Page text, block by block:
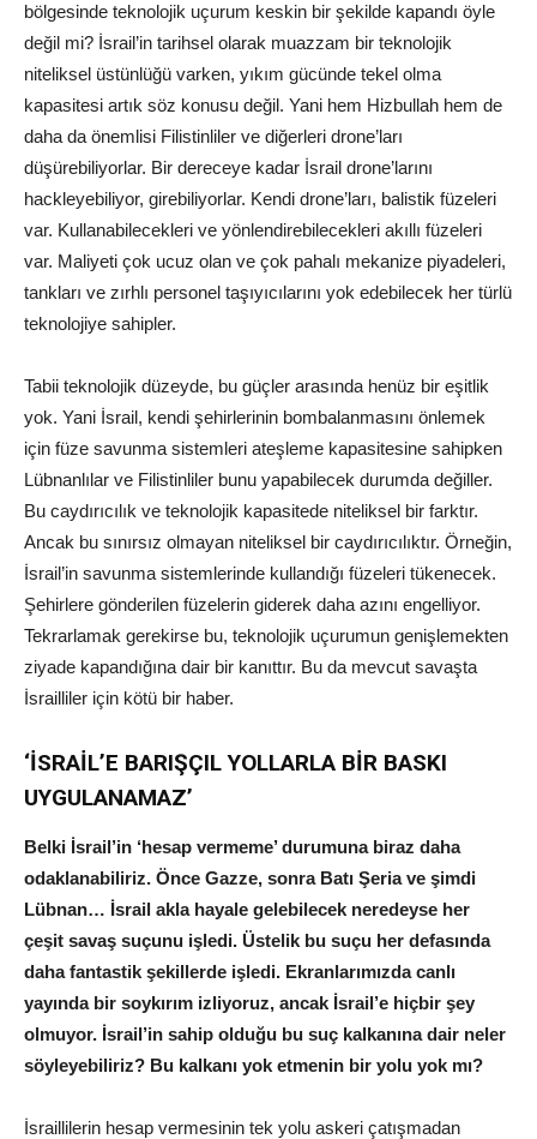
bölgesinde teknolojik uçurum keskin bir şekilde kapandı öyle
değil mi? İsrail’in tarihsel olarak muazzam bir teknolojik
niteliksel üstünlüğü varken, yıkım gücünde tekel olma
kapasitesi artık söz konusu değil. Yani hem Hizbullah hem de
daha da önemlisi Filistinliler ve diğerleri drone’ları
düşürebiliyorlar. Bir dereceye kadar İsrail drone’larını
hackleyebiliyor, girebiliyorlar. Kendi drone’ları, balistik füzeleri
var. Kullanabilecekleri ve yönlendirebilecekleri akıllı füzeleri
var. Maliyeti çok ucuz olan ve çok pahalı mekanize piyadeleri,
tankları ve zırhlı personel taşıyıcılarını yok edebilecek her türlü
teknolojiye sahipler.
Tabii teknolojik düzeyde, bu güçler arasında henüz bir eşitlik
yok. Yani İsrail, kendi şehirlerinin bombalanmasını önlemek
için füze savunma sistemleri ateşleme kapasitesine sahipken
Lübnanlılar ve Filistinliler bunu yapabilecek durumda değiller.
Bu caydırıcılık ve teknolojik kapasitede niteliksel bir farktır.
Ancak bu sınırsız olmayan niteliksel bir caydırıcılıktır. Örneğin,
İsrail’in savunma sistemlerinde kullandığı füzeleri tükenecek.
Şehirlere gönderilen füzelerin giderek daha azını engelliyor.
Tekrarlamak gerekirse bu, teknolojik uçurumun genişlemekten
ziyade kapandığına dair bir kanıttır. Bu da mevcut savaşta
İsrailliler için kötü bir haber.
‘İSRAİL’E BARIŞÇIL YOLLARLA BİR BASKI
UYGULANAMAZ’
Belki İsrail’in ‘hesap vermeme’ durumuna biraz daha
odaklanabiliriz. Önce Gazze, sonra Batı Şeria ve şimdi
Lübnan… İsrail akla hayale gelebilecek neredeyse her
çeşit savaş suçunu işledi. Üstelik bu suçu her defasında
daha fantastik şekillerde işledi. Ekranlarımızda canlı
yayında bir soykırım izliyoruz, ancak İsrail’e hiçbir şey
olmuyor. İsrail’in sahip olduğu bu suç kalkanına dair neler
söyleyebiliriz? Bu kalkanı yok etmenin bir yolu yok mı?
İsraillilerin hesap vermesinin tek yolu askeri çatışmadan